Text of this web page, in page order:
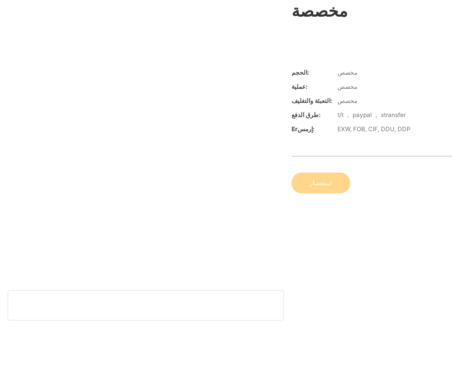
مخصصة
الحجم:
مخصص
عملية:
مخصص
التعبئة والتغليف:
مخصص
طرق الدفع:
t/t ， paypal ， xtransfer
Erإرمس:
EXW, FOB, CIF, DDU, DDP
استفسار